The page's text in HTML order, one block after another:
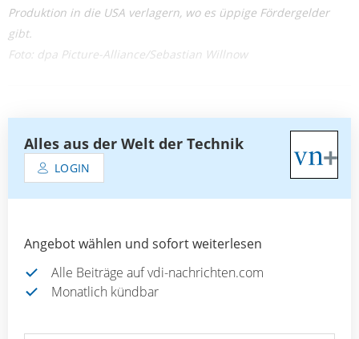
Produktion in die USA verlagern, wo es üppige Fördergelder
gibt.
Foto: dpa Picture-Alliance/Sebastian Willnow
Alles aus der Welt der Technik
LOGIN
Angebot wählen und sofort weiterlesen
Alle Beiträge auf vdi-nachrichten.com
Monatlich kündbar